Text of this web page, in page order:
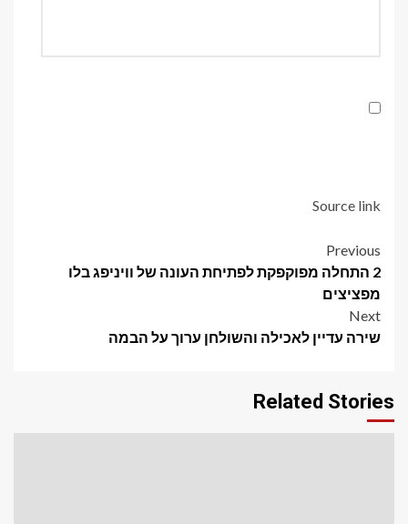
Source link
Post
navigation
Previous
2 התחלה מפוקפקת לפתיחת העונה של וויניפג בלו
מפציצים
Next
שירה עדיין לאכילה והשולחן ערוך על הבמה
Related Stories